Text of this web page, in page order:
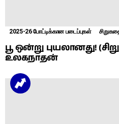
2025-26 போட்டிக்கான படைப்புகள்
பூ ஒன்று புயலானது!
உலகநாதன்